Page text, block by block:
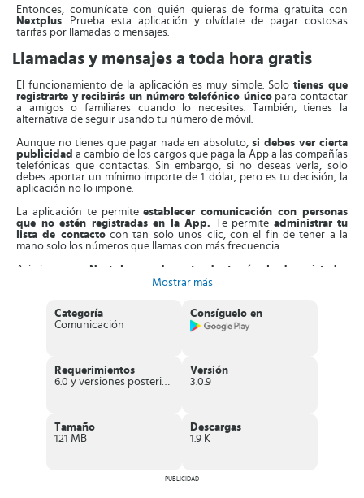
Entonces, comunícate con quién quieras de forma gratuita con
Nextplus. Prueba esta aplicación y olvídate de pagar costosas
tarifas por llamadas o mensajes.
Llamadas y mensajes a toda hora gratis
El funcionamiento de la aplicación es muy simple. Solotienes que
registrarte y recibirás un número telefónico únicopara contactar
a amigos o familiares cuando lo necesites. También, tienes la
alternativa de seguir usando tu número de móvil.
Aunque no tienes que pagar nada en absoluto,si debes ver cierta
publicidad a cambio de los cargos que paga la App a las compañías
telefónicas que contactas. Sin embargo, si no deseas verla, solo
debes aportar un mínimo importe de 1 dólar, pero es tu decisión, la
aplicación no lo impone.
La aplicación te permiteestablecer comunicación con personas
que no estén registradas en la App.
Te permite administrar tu
lista de contactocon tan solo unos clic, con el fin de tener a la
mano solo los números que llamas con más frecuencia.
Asimismo, con Nextplus puedes extender tu círculo de amistades
con la sección Lucky Call,que funciona como una ruleta de la
insertar GIF animados, pegatinas, emojis y audios de voz. Además,
puedes formar diferentes grupos conversacionales.
mensajes y llamadas serán ilimitados de igual forma, sin cargos
la nueva versión TextPlus.
, para hacer tus llamadas ilimitadas,enviar mensajes con
documentos adjuntos grandes.
No obstante, si con esta versión
Mostrar más
Categoría
Comunicación
Consíguelo en
Requerimientos
6.0 y versiones posteriores
Versión
3.0.9
Tamaño
121 MB
Descargas
1.9 K
PUBLICIDAD